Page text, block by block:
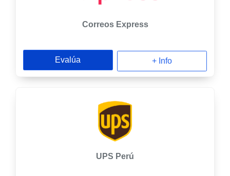
Correos Express
Evalúa + Info
UPS Perú